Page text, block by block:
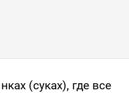
(суках), где все